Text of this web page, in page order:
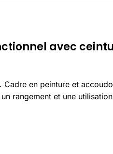
avec
en peinture et
rangement et une